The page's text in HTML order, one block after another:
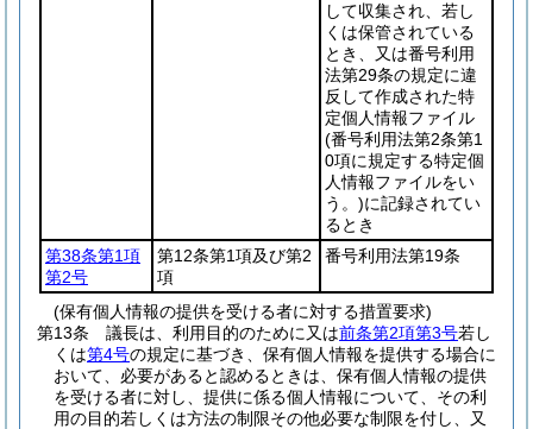
して収集され、若し
くは保管されている
とき、又は番号利用
法第29条の規定に違
反して作成された特
定個人情報ファイル
(番号利用法第2条第1
0項に規定する特定個
人情報ファイルをい
う。)に記録されてい
るとき
第38条第1項
第2号
第12条第1項及び第2
項
番号利用法第19条
(保有個人情報の提供を受ける者に対する措置要求)
第13条
議長は、利用目的のために又は前条第2項第3号若し
くは第4号の規定に基づき、保有個人情報を提供する場合に
おいて、必要があると認めるときは、保有個人情報の提供
を受ける者に対し、提供に係る個人情報について、その利
用の目的若しくは方法の制限その他必要な制限を付し、又